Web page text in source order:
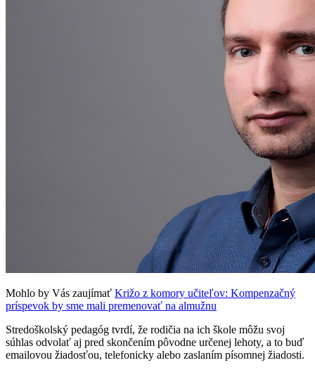
Mohlo by Vás zaujímať Križo z komory učiteľov: Kompenzačný
príspevok by sme mali premenovať na almužnu
Stredoškolský pedagóg tvrdí, že rodičia na ich škole môžu svoj
súhlas odvolať aj pred skončením pôvodne určenej lehoty, a to buď
emailovou žiadosťou, telefonicky alebo zaslaním písomnej žiadosti.